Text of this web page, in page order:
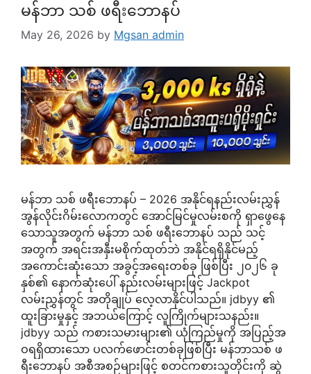
မန်ဘာ သစ် ဖရီးဘောနပ်
May 26, 2026 by Mgsan admin
မန်ဘာ သစ် ဖရီးဘောနပ် – 2026 အနိုင်ရနည်းလမ်းညွှန်
အွန်လိုင်းဂိမ်းလောကတွင် အောင်မြင်မှုလမ်းစကို ရှာဖွေနေ
သောသူအတွက် မန်ဘာ သစ် ဖရီးဘောနပ် သည် သင့်
အတွက် အရင်းအနှီးမစိုက်ထုတ်ဘဲ အနိုင်ရရှိနိုင်မည့်
အကောင်းဆုံးသော အခွင့်အရေးတစ်ခု ဖြစ်ပြီး ၂၀၂၆ ခု
နှစ်၏ နောက်ဆုံးပေါ် နည်းလမ်းများဖြင့် Jackpot
လမ်းညွှန်တွင် အတိုချုပ် လေ့လာနိုင်ပါသည်။ jdbyy ၏
ထူးခြားမှုနှင့် အဘယ်ကြောင့် လူကြိုက်များသနည်း။
jdbyy သည် ကစားသမားများ၏ ယုံကြည်မှုကို အပြည့်အ
ဝရရှိထားသော ပလက်ဖောင်းတစ်ခုဖြစ်ပြီး မန်ဘာသစ် ဖ
ရီးဘောနပ် အစီအစဉ်များဖြင့် စတင်ကစားသူတိုင်းကို ဆွဲ